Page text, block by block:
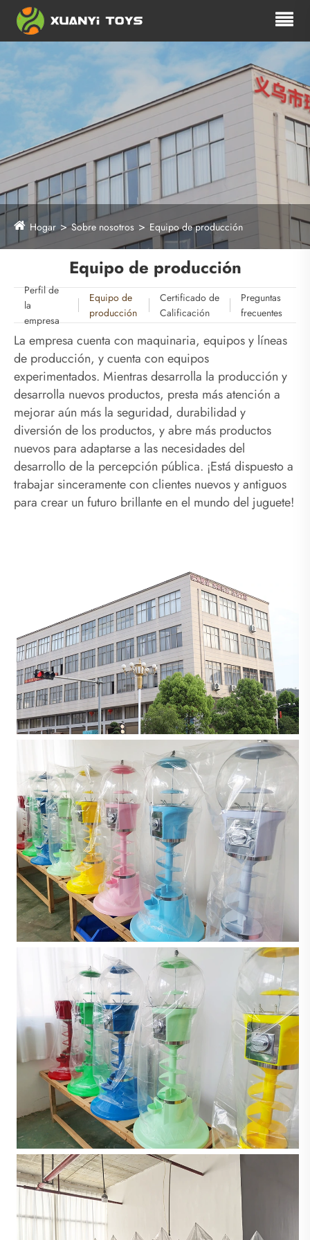
Hogar Sobre nosotros Equipo de producción
Equipo de producción
Perfil de
la
empresa
Equipo de
producción
Certificado de
Calificación
Preguntas
frecuentes
La empresa cuenta con maquinaria, equipos y líneas
de producción, y cuenta con equipos
experimentados. Mientras desarrolla la producción y
desarrolla nuevos productos, presta más atención a
mejorar aún más la seguridad, durabilidad y
diversión de los productos, y abre más productos
nuevos para adaptarse a las necesidades del
desarrollo de la percepción pública. ¡Está dispuesto a
trabajar sinceramente con clientes nuevos y antiguos
para crear un futuro brillante en el mundo del juguete!